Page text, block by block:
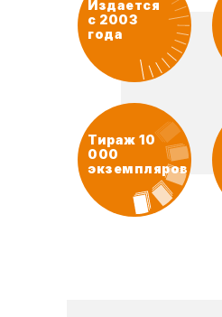
Тираж 10
000
экземпляров
Издается
с 2003
года